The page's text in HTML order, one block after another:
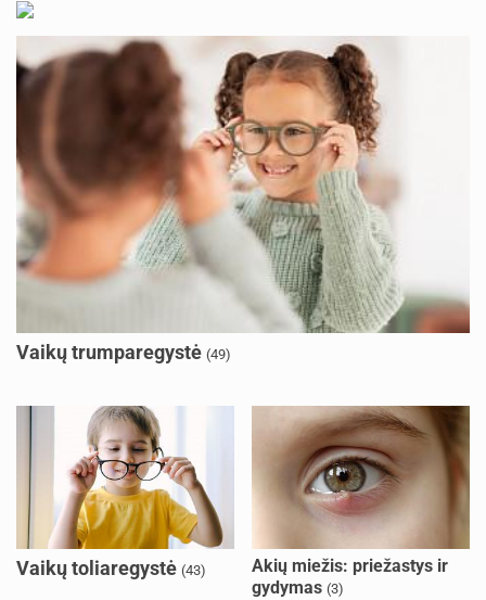
Vaikų trumparegystė (49)
Vaikų toliaregystė (43)
Akių miežis: priežastys ir
gydymas (3)